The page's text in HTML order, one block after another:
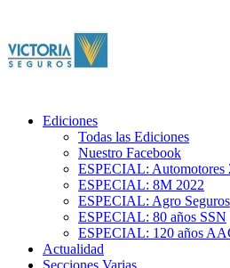
Ediciones
Todas las Ediciones
Nuestro Facebook
ESPECIAL: Automotores
ESPECIAL: 8M 2022
ESPECIAL: Agro Seguros
ESPECIAL: 80 años SSN
ESPECIAL: 120 años
Actualidad
Secciones Varias